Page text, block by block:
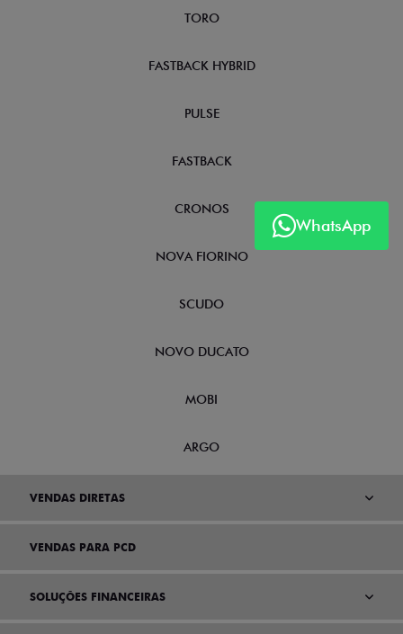
WhatsApp
TORO
FASTBACK HYBRID
PULSE
FASTBACK
CRONOS
NOVA FIORINO
SCUDO
NOVO DUCATO
MOBI
ARGO
VENDAS DIRETAS
VENDAS PARA PCD
SOLUÇÕES FINANCEIRAS